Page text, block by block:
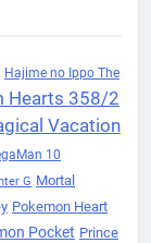
Hajime no Ippo The
Hearts 358/2
Vacation
10
G Mortal
Pokemon Heart
Pocket Prince